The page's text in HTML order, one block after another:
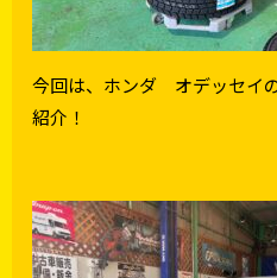
今回は、ホンダ オデッセイ
紹介！